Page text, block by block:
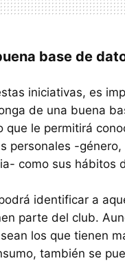
base de
iniciativas, es
de una buena
que le permitirá
personales -
como sus hábitos
identificar a
parte del club.
los que tienen
también se